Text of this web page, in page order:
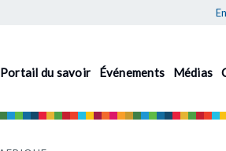
Portail du savoir Événements Médias